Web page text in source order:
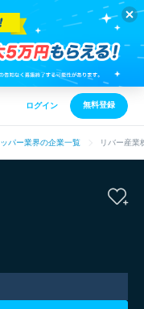
ログイン 無料登録
パー業界の企業一覧 リバー産業